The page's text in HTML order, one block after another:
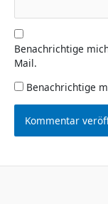
Benachrichtige
Mail.
Benachrichtige